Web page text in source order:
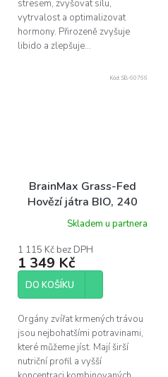
stresem, zvyšovat sílu,
vytrvalost a optimalizovat
hormony. Přirozeně zvyšuje
libido a zlepšuje...
BrainMax Grass-Fed
Hovězí játra BIO, 240
kapslí
Skladem u partnera
1 115 Kč bez DPH
1 349 Kč
DO KOŠÍKU
Orgány zvířat krmených trávou
jsou nejbohatšími potravinami,
které můžeme jíst. Mají širší
nutriční profil a vyšší
Kód: SB-60766